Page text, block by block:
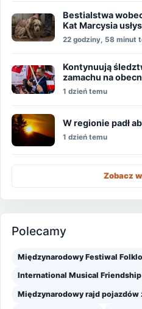
Bestialstwa
Kat Marcysia
22 godziny, 58 minut
Kontynuują
zamachu na
Nawrockiego
1 dzień temu
W regionie padł
1 dzień temu
Zobacz
Polecamy
Międzynarodowy Festiwal
International Musical Friendship
Międzynarodowy rajd pojazdów